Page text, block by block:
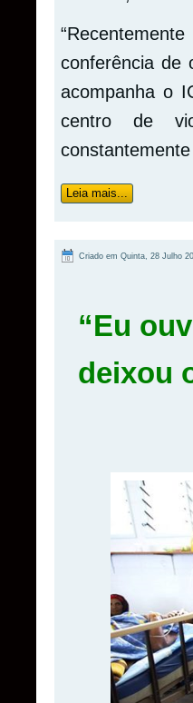
conferência de
acompanha o
centro de
Leia mais...
Criado em Quinta, 28 Julho
“Eu
deixou